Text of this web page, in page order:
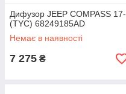
Дифузор JEEP COMPASS 17-
(TYC) 68249185AD
Немає в наявності
7 275 ₴